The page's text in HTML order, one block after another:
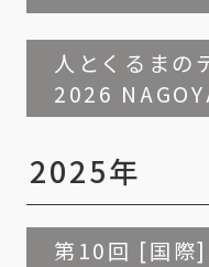
人とくるまの
2026
2025年
第10回 [国際